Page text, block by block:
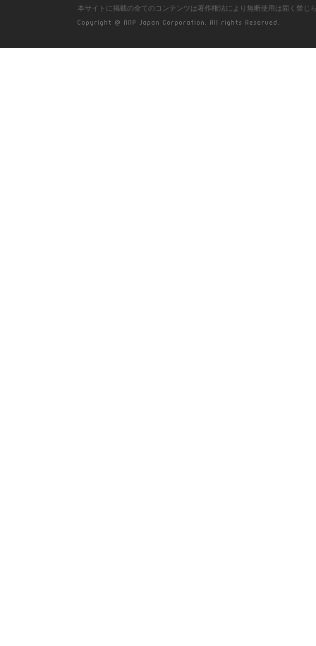
本サイトに掲載の全てのコンテンツは著作権法により無断使用は固く禁じ